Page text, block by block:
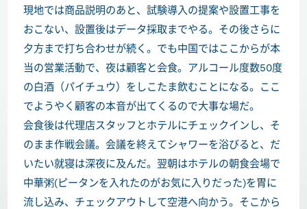
現地では商品説明のあと、試験導入の提案や設置工事を
おこない、設置後はデータ採取までやる。その後さらに
夕方まで打ち合わせが続く。でも中国ではここからが本
当の営業活動で、夜は顧客と会食。アルコール度数50度
の白酒（パイチュウ）をしこたま飲むことになる。ここ
でようやく顧客の本音が出てくるので大事な場だ。
会食後は代理店スタッフとホテルにチェックインし、そ
のまま作戦会議。会議を終えてシャワーを浴びると、だ
いたい就寝は深夜に及んだ。翌朝はホテルの朝食会場で
中華粥(ピータンを入れたのがお気に入りだった)を胃に
流し込み、チェックアウトして空港へ向かう。そこから